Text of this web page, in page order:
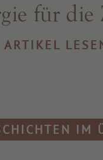
für die
ARTIKEL
IM